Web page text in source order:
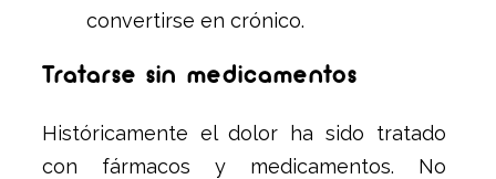
convertirse en crónico.
Tratarse sin medicamentos
Históricamente el dolor ha sido tratado
con fármacos y medicamentos. No